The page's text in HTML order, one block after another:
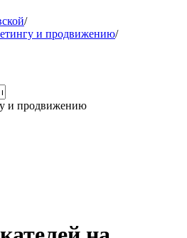
/
и продвижению/
и продвижению